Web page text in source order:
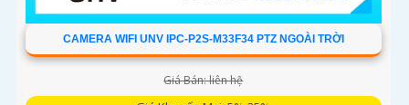
CAMERA WIFI UNV IPC-P2S-M33F34 PTZ NGOÀI TRỜI
Giá Bán: liên hệ